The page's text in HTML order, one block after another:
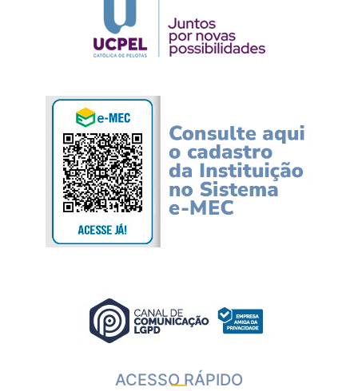
ACESSO RÁPIDO